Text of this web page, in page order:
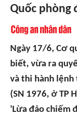
Quốc phòng
Ngày 17/6, Cơ
biết, vừa ra
và thi hành lệnh
(SN 1976, ở TP
'Lừa đảo chiếm